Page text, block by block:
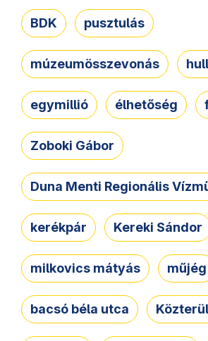
BDK pusztulás
múzeumösszevonás
egymillió élhetőség
Zoboki Gábor
Duna Menti Regionális
kerékpár Kereki Sándor
milkovics mátyás műjég
bacsó béla utca